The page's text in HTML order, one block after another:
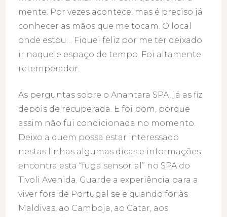
mente. Por vezes acontece, mas é preciso já
conhecer as mãos que me tocam. O local
onde estou… Fiquei feliz por me ter deixado
ir naquele espaço de tempo. Foi altamente
retemperador.
As perguntas sobre o Anantara SPA, já as fiz
depois de recuperada. E foi bom, porque
assim não fui condicionada no momento.
Deixo a quem possa estar interessado
nestas linhas algumas dicas e informações:
encontra esta “fuga sensorial” no SPA do
Tivoli Avenida. Guarde a experiência para a
viver fora de Portugal se e quando for às
Maldivas, ao Camboja, ao Catar, aos